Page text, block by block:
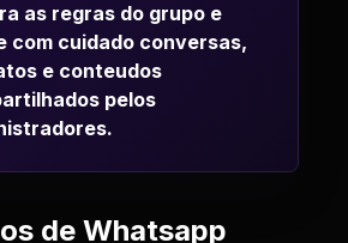
as regras do grupo e
com cuidado conversas,
e conteudos
pelos
de Whatsapp